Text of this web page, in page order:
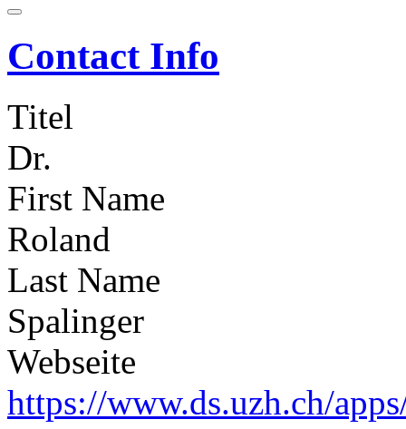
Contact Info
Titel
Dr.
First Name
Roland
Last Name
Spalinger
Webseite
https://www.ds.uzh.ch/